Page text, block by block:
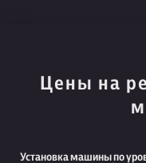
Цены на
Установка машины по